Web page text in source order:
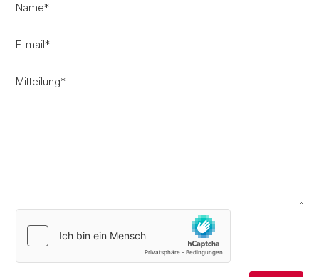
Name*
E-mail*
Mitteilung*